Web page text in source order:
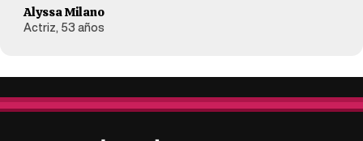
Alyssa Milano
Actriz, 53 años